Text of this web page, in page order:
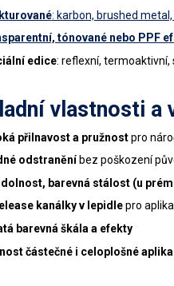
: karbon, brushed
tónované nebo PPF
edice: reflexní,
vlastnosti a
přilnavost a pružnostpro
odstraněníbez poškození
barevná stálost (u
kanálky v lepidlepro
barevná škála a efekty
částečné i celoplošné